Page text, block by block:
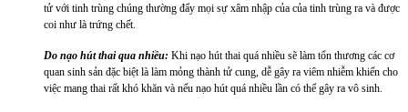
tử với tinh trùng chúng thường đẩy mọi sự xâm nhập của của tinh trùng ra và được
coi như là trứng chết.
Do nạo hút thai qua nhiều: Khi nạo hút thai quá nhiều sẽ làm tổn thương các cơ
quan sinh sản đặc biệt là làm mỏng thành tử cung, dễ gây ra viêm nhiễm khiến cho
việc mang thai rất khó khăn và nếu nạo hút quá nhiều lần có thể gây ra vô sinh.